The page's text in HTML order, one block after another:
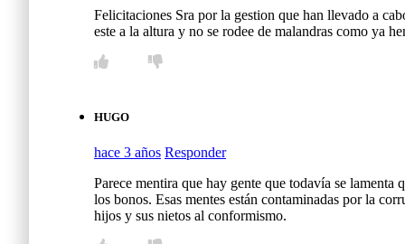
Felicitaciones Sra por la gestion que han llevado a
este a la altura y no se rodee de malandras como ya
HUGO
hace 3 años Responder
Parece mentira que hay gente que todavía se
los bonos. Esas mentes están contaminadas por la
hijos y sus nietos al conformismo.